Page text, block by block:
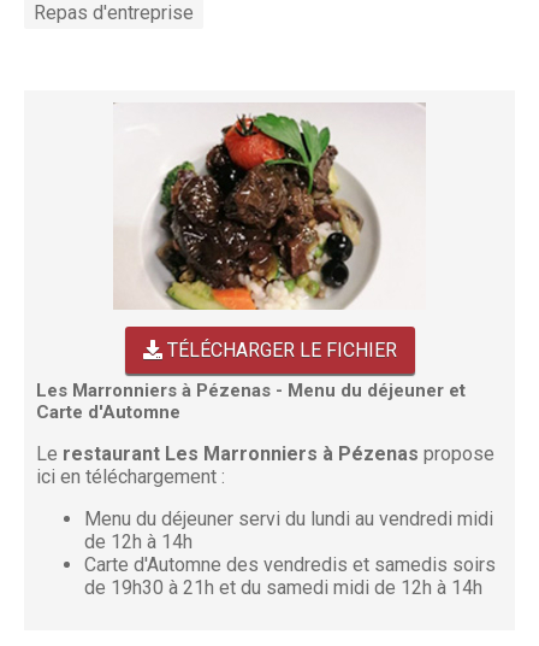
Repas d'entreprise
TÉLÉCHARGER LE FICHIER
Les Marronniers à Pézenas - Menu du déjeuner et
Carte d'Automne
Le restaurant Les Marronniers à Pézenas propose
ici en téléchargement :
Menu du déjeuner servi du lundi au vendredi midi
de 12h à 14h
Carte d'Automne des vendredis et samedis soirs
de 19h30 à 21h et du samedi midi de 12h à 14h